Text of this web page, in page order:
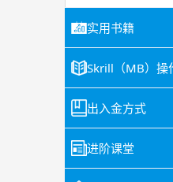
实用书籍
Skrill（MB）操
出入金方式
进阶课堂